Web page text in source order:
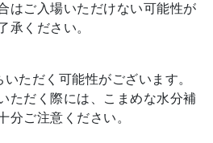
はご入場いただけない可能性が
承ください。
ただく可能性がございます。
ただく際には、こまめな水分補
分ご注意ください。